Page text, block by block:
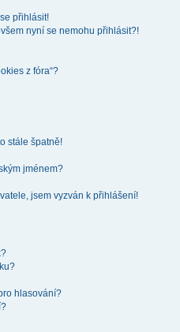
přihlásit!
nyní se nemohu přihlásit?!
z fóra“?
stále špatně!
jménem?
jsem vyzván k přihlášení!
hlasování?